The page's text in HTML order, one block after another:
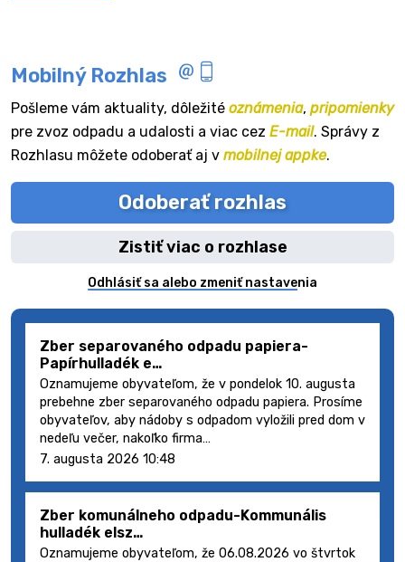
Mobilný Rozhlas
Pošleme vám aktuality, dôležité oznámenia, pripomienky
pre zvoz odpadu a udalosti a viac cez E-mail. Správy z
Rozhlasu môžete odoberať aj v mobilnej appke.
Odoberať rozhlas
Zistiť viac o rozhlase
Odhlásiť sa alebo zmeniť nastavenia
Zber separovaného odpadu papiera-
Papírhulladék e…
Oznamujeme obyvateľom, že v pondelok 10. augusta
prebehne zber separovaného odpadu papiera. Prosíme
obyvateľov, aby nádoby s odpadom vyložili pred dom v
nedeľu večer, nakoľko firma…
7. augusta 2026 10:48
Zber komunálneho odpadu-Kommunális
hulladék elsz…
Oznamujeme obyvateľom, že 06.08.2026 vo štvrtok